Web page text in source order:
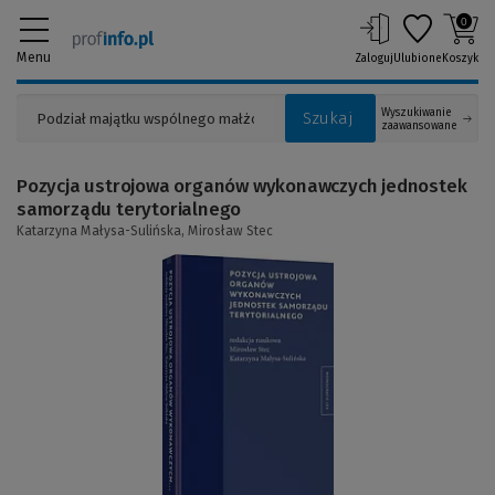
Menu
Szukaj
Wyszukiwanie
zaawansowane
ZalogujUlubione
0
Koszyk
(Link
Pozycja ustrojowa organów wykonawczych jednostek
samorządu terytorialnego
Katarzyna Małysa-Sulińska, Mirosław Stec